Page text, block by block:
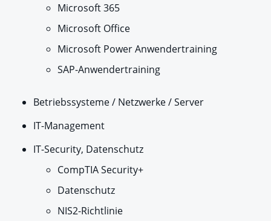
Microsoft 365
Microsoft Office
Microsoft Power Anwendertraining
SAP-Anwendertraining
Betriebssysteme / Netzwerke / Server
IT-Management
IT-Security, Datenschutz
CompTIA Security+
Datenschutz
NIS2-Richtlinie